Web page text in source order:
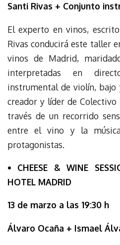
Santi Rivas + Conjunto
El experto en vinos,
Rivas conducirá este taller
vinos de Madrid,
interpretadas en
instrumental de violín, bajo
creador y líder de Colectivo
través de un recorrido
entre el vino y la
protagonistas.
• CHEESE & WINE
HOTEL MADRID
13 de marzo a las 19:30 h
Álvaro Ocaña + Ismael